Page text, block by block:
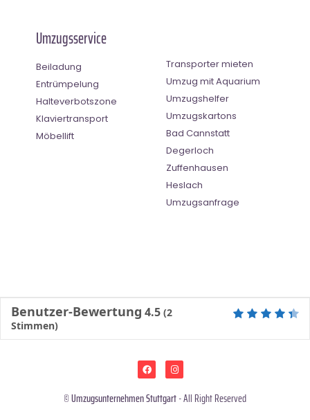
Umzugsservice
Beiladung
Entrümpelung
Halteverbotszone
Klaviertransport
Möbellift
Transporter mieten
Umzug mit Aquarium
Umzugshelfer
Umzugskartons
Bad Cannstatt
Degerloch
Zuffenhausen
Heslach
Umzugsanfrage
Benutzer-Bewertung 4.5 (2
Stimmen)
©Umzugsunternehmen Stuttgart- All Right Reserved